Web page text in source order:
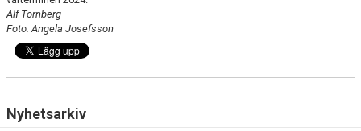
Alf Tornberg
Foto: Angela Josefsson
Nyhetsarkiv